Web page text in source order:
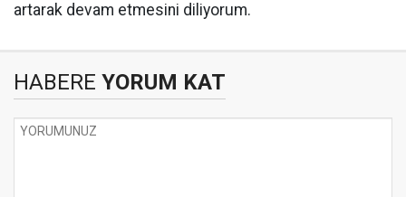
artarak devam etmesini diliyorum.
HABERE YORUM KAT